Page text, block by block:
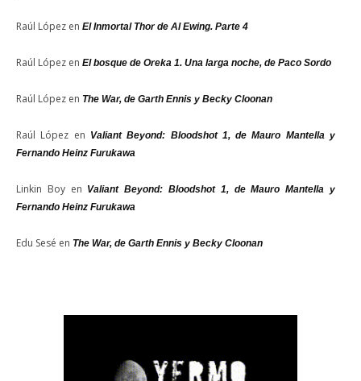
Raúl López en El Inmortal Thor de Al Ewing. Parte 4
Raúl López en El bosque de Oreka 1. Una larga noche, de Paco Sordo
Raúl López en The War, de Garth Ennis y Becky Cloonan
Raúl López en Valiant Beyond: Bloodshot 1, de Mauro Mantella y
Fernando Heinz Furukawa
Linkin Boyen Valiant Beyond: Bloodshot 1, de Mauro Mantella y
Fernando Heinz Furukawa
Edu Sesé en The War, de Garth Ennis y Becky Cloonan